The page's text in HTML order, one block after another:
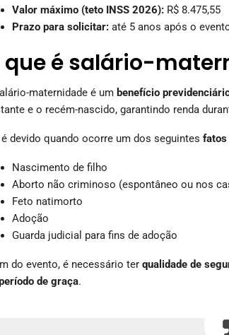
Valor máximo (teto INSS 2026): R$ 8.475,55
Prazo para solicitar: até 5 anos após o
que é salário-
maternidade é um benefício
e o recém-nascido, garantindo renda
é devido quando ocorre um dos seguintes fatos
Nascimento de filho
Aborto não criminoso (espontâneo ou nos
Feto natimorto
Adoção
Guarda judicial para fins de adoção
do evento, é necessário ter qualidade de
de graça.